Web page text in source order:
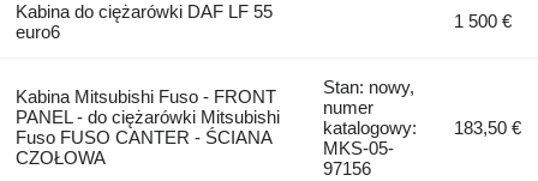
Kabina do ciężarówki DAF LF 55
euro6
1 500 €
Kabina Mitsubishi Fuso - FRONT
PANEL - do ciężarówki Mitsubishi
Fuso FUSO CANTER - ŚCIANA
CZOŁOWA
Stan: nowy,
numer
katalogowy:
MKS-05-
97156
183,50 €